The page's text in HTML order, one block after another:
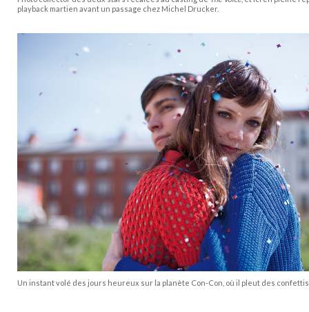
playback martien avant un passage chez Michel Drucker.
Un instant volé des jours heureux sur la planète Con-Con, où il pleut des